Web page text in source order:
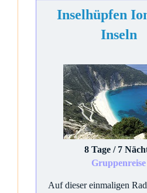
Inselhüpfen
Inseln
8 Tage / 7
Gruppenreise
Auf dieser einmaligen